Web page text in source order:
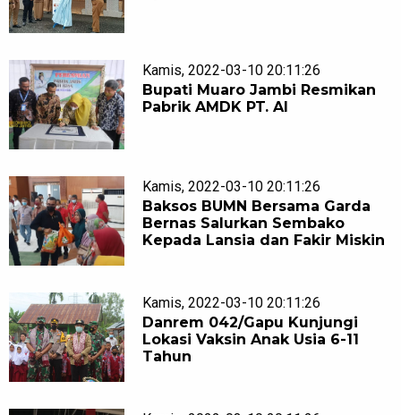
Kamis, 2022-03-10 20:11:26
Bupati Muaro Jambi Resmikan
Pabrik AMDK PT. AI
Kamis, 2022-03-10 20:11:26
Baksos BUMN Bersama Garda
Bernas Salurkan Sembako
Kepada Lansia dan Fakir Miskin
Kamis, 2022-03-10 20:11:26
Danrem 042/Gapu Kunjungi
Lokasi Vaksin Anak Usia 6-11
Tahun